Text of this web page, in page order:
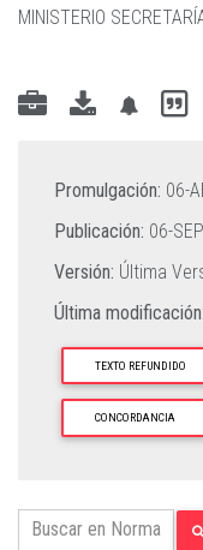
MINISTERIO
Promulgación: 06-
Publicación: 06-
Versión: Última
Última modificación:
TEXTO REFUNDIDO
CONCORDANCIA